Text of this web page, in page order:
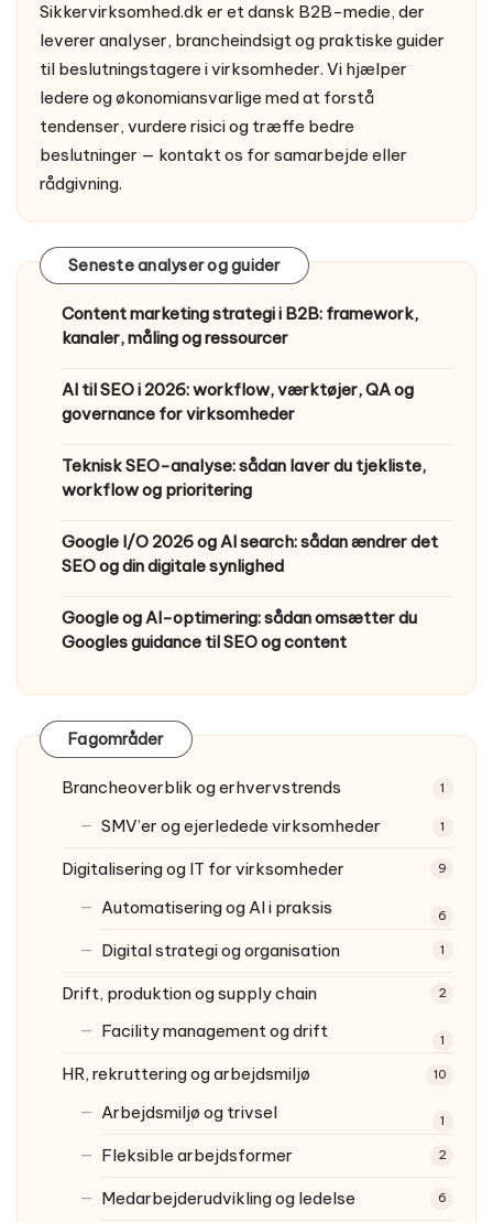
Sikkervirksomhed.dk er et dansk B2B-medie, der
leverer analyser, brancheindsigt og praktiske guider
til beslutningstagere i virksomheder. Vi hjælper
ledere og økonomiansvarlige med at forstå
tendenser, vurdere risici og træffe bedre
beslutninger — kontakt os for samarbejde eller
rådgivning.
Seneste analyser og guider
Content marketing strategi i B2B: framework,
kanaler, måling og ressourcer
AI til SEO i 2026: workflow, værktøjer, QA og
governance for virksomheder
Teknisk SEO-analyse: sådan laver du tjekliste,
workflow og prioritering
Google I/O 2026 og AI search: sådan ændrer det
SEO og din digitale synlighed
Google og AI-optimering: sådan omsætter du
Googles guidance til SEO og content
Fagområder
Brancheoverblik og erhvervstrends 1
SMV’er og ejerledede virksomheder 1
Digitalisering og IT for virksomheder 9
Automatisering og AI i praksis 6
Digital strategi og organisation 1
Drift, produktion og supply chain 2
Facility management og drift 1
HR, rekruttering og arbejdsmiljø 10
Arbejdsmiljø og trivsel 1
Fleksible arbejdsformer 2
Medarbejderudvikling og ledelse 6